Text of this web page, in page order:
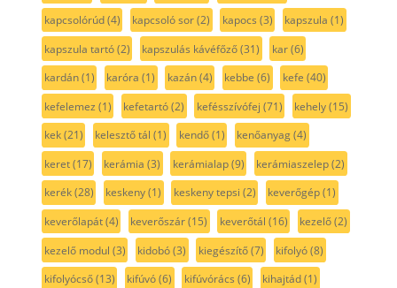
kapcsolórúd(4) kapcsoló sor(2) kapocs (3) kapszula (1)
kapszula tartó(2) kapszulás kávéfőző(31) kar(6)
kardán(1) karóra (1) kazán(4) kebbe (6) kefe (40)
kefelemez (1) kefetartó(2) kefésszívófej (71) kehely(15)
kek(21) kelesztő tál (1) kendő(1) kenőanyag(4)
keret(17) kerámia (3) kerámialap(9) kerámiaszelep(2)
kerék(28) keskeny(1) keskeny tepsi (2) keverőgép(1)
keverőlapát(4) keverőszár(15) keverőtál (16) kezelő(2)
kezelő modul (3) kidobó(3) kiegészítő(7) kifolyó(8)
kifolyócső(13) kifúvó(6) kifúvórács (6) kihajtád(1)